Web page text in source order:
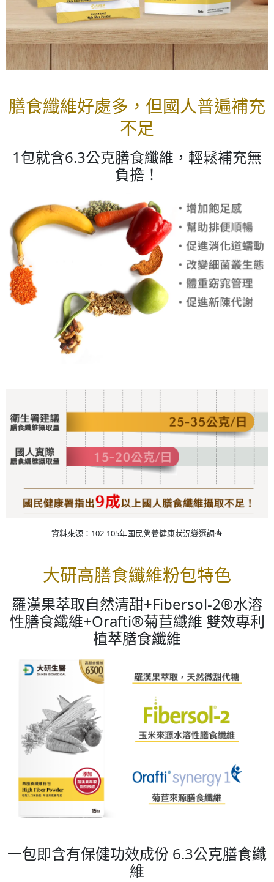
膳食纖維好處多，但國人普遍補充
不足
1包就含6.3公克膳食纖維，輕鬆補充無
負擔！
資料來源：102-105年國民營養健康狀況變遷調查
大研高膳食纖維粉包特色
羅漢果萃取自然清甜+Fibersol-2®水溶
性膳食纖維+Orafti®菊苣纖維 雙效專利
植萃膳食纖維
一包即含有保健功效成份 6.3公克膳食纖
維